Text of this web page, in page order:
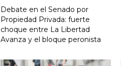
Debate en el Senado por
Propiedad Privada: fuerte
choque entre La Libertad
Avanza y el bloque peronista